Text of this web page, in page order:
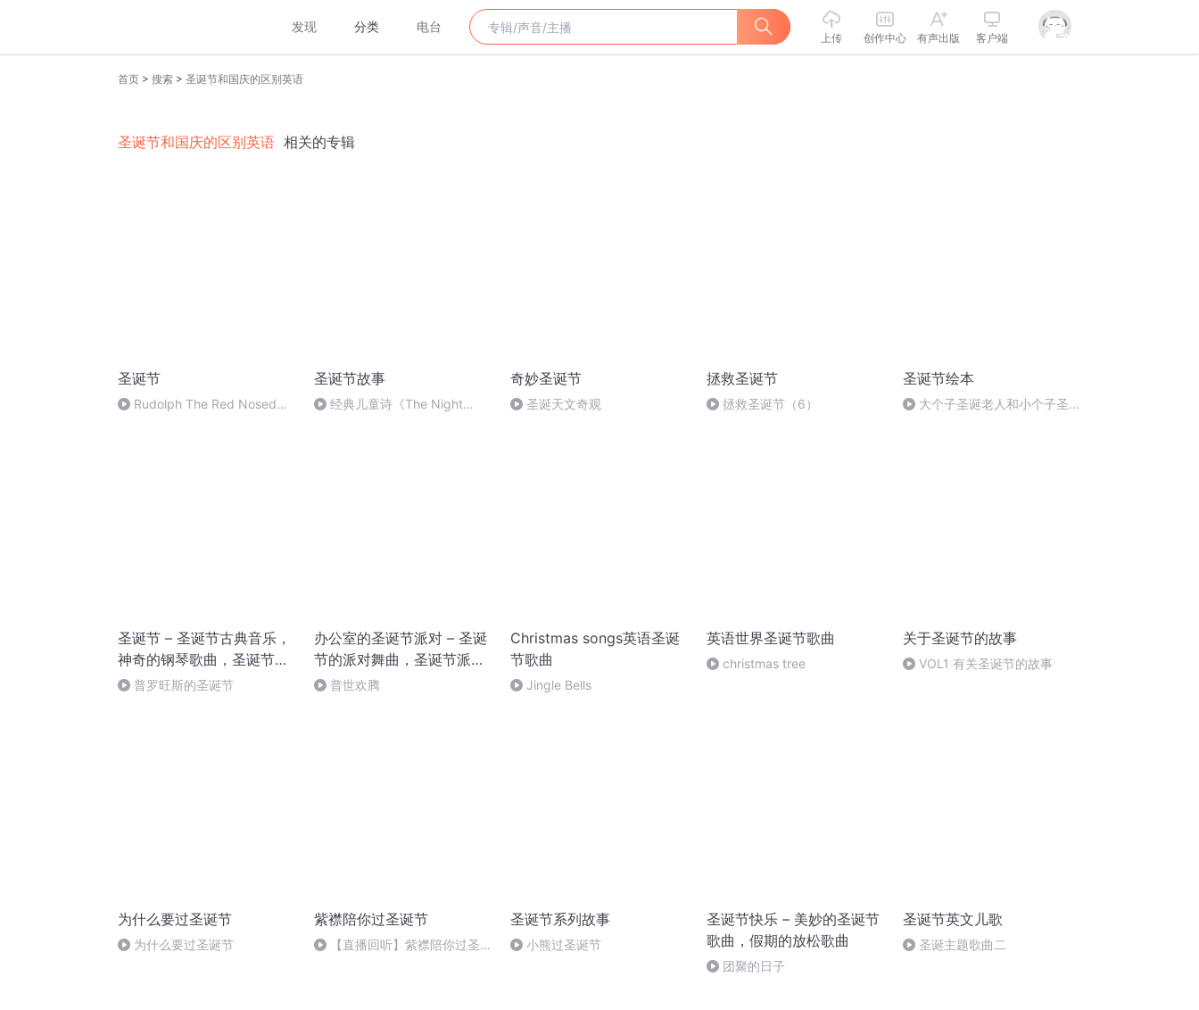
发现 分类 电台
上传 创作中心 有声出版 客户端
首页 > 搜索 > 圣诞节和国庆的区别英语
圣诞节和国庆的区别英语 相关的专辑
圣诞节
Rudolph The Red Nosed
圣诞节故事
经典儿童诗《The Night
奇妙圣诞节
圣诞天文奇观
拯救圣诞节
拯救圣诞节（6）
圣诞节绘本
大个子圣诞老人和小个子圣诞
圣诞节 – 圣诞节古典音乐，
神奇的钢琴歌曲，圣诞节夕
的音乐
普罗旺斯的圣诞节
办公室的圣诞节派对 – 圣诞
节的派对舞曲，圣诞节派对
的背景环境音乐
普世欢腾
Christmas songs英语圣诞
节歌曲
Jingle Bells
英语世界圣诞节歌曲
christmas tree
关于圣诞节的故事
VOL1 有关圣诞节的故事
为什么要过圣诞节
为什么要过圣诞节
紫襟陪你过圣诞节
【直播回听】紫襟陪你过圣诞
圣诞节系列故事
小熊过圣诞节
圣诞节快乐 – 美妙的圣诞节
歌曲，假期的放松歌曲
团聚的日子
圣诞节英文儿歌
圣诞主题歌曲二